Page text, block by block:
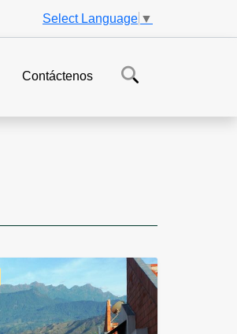
Select Language ▼
Contáctenos